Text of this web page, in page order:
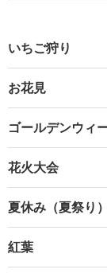
いちご狩り
お花見
ゴールデンウィ
花火大会
夏休み（夏祭り）
紅葉